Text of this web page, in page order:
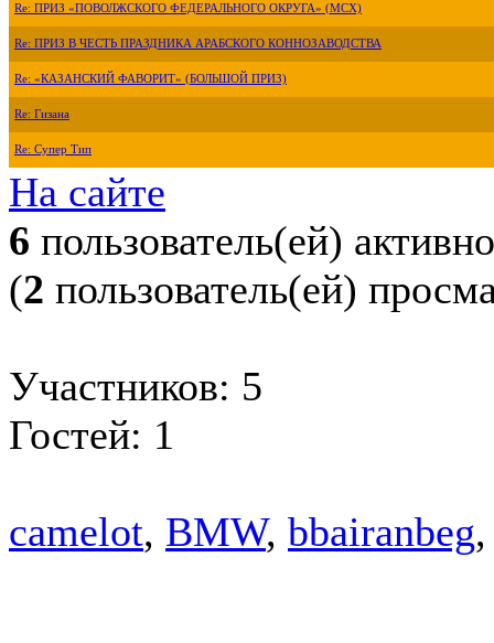
Re: ПРИЗ «ПОВОЛЖСКОГО ФЕДЕРАЛЬНОГО ОКРУГА» (МСХ)
Re: ПРИЗ В ЧЕСТЬ ПРАЗДНИКА АРАБСКОГО КОННОЗАВОДСТВА
Re: «КАЗАНСКИЙ ФАВОРИТ» (БОЛЬШОЙ ПРИЗ)
Re: Гизана
Re: Супер Тип
На сайте
6 пользователь(ей) активно
(2 пользователь(ей)
Участников: 5
Гостей: 1
camelot, BMW, bbairanbeg